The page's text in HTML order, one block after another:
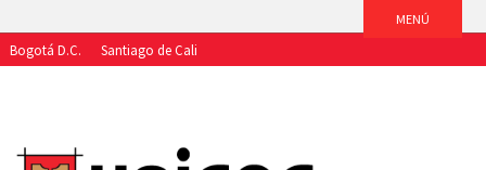
Bogotá D.C.
Santiago de Cali